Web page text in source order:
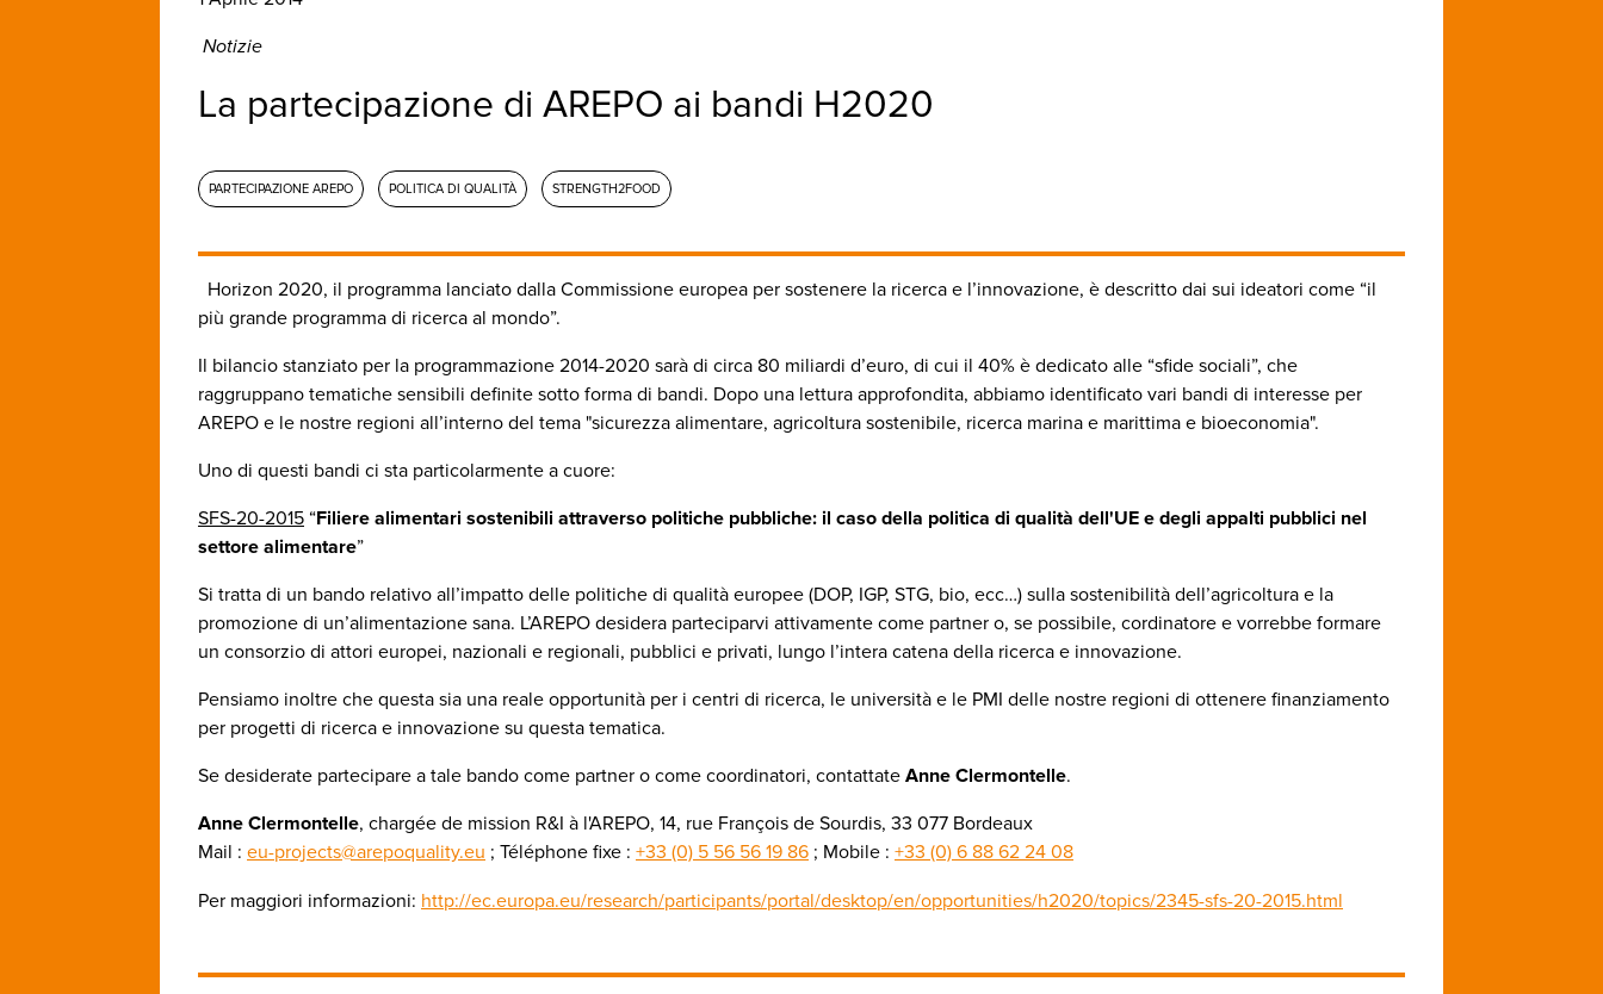
Notizie
La partecipazione di AREPO ai bandi H2020
PARTECIPAZIONE AREPO POLITICA DI QUALITÀ STRENGTH2FOOD
Horizon 2020, il programma lanciato dalla Commissione europea per sostenere la ricerca e l’innovazione, è descritto dai sui ideatori come “il
più grande programma di ricerca al mondo”.
Il bilancio stanziato per la programmazione 2014-2020 sarà di circa 80 miliardi d’euro, di cui il 40% è dedicato alle “sfide sociali”, che
raggruppano tematiche sensibili definite sotto forma di bandi. Dopo una lettura approfondita, abbiamo identificato vari bandi di interesse per
AREPO e le nostre regioni all’interno del tema "sicurezza alimentare, agricoltura sostenibile, ricerca marina e marittima e bioeconomia".
Uno di questi bandi ci sta particolarmente a cuore:
SFS-20-2015 “Filiere alimentari sostenibili attraverso politiche pubbliche: il caso della politica di qualità dell'UE e degli appalti pubblici nel
settore alimentare”
Si tratta di un bando relativo all’impatto delle politiche di qualità europee (DOP, IGP, STG, bio, ecc…) sulla sostenibilità dell’agricoltura e la
promozione di un’alimentazione sana. L’AREPO desidera parteciparvi attivamente come partner o, se possibile, cordinatore e vorrebbe formare
un consorzio di attori europei, nazionali e regionali, pubblici e privati, lungo l’intera catena della ricerca e innovazione.
Pensiamo inoltre che questa sia una reale opportunità per i centri di ricerca, le università e le PMI delle nostre regioni di ottenere finanziamento
per progetti di ricerca e innovazione su questa tematica.
Se desiderate partecipare a tale bando come partner o come coordinatori, contattate Anne Clermontelle.
Anne Clermontelle, chargée de mission R&I à l'AREPO, 14, rue François de Sourdis, 33 077 Bordeaux
Mail : eu-projects@arepoquality.eu ; Téléphone fixe : +33 (0) 5 56 56 19 86 ; Mobile : +33 (0) 6 88 62 24 08
Per maggiori informazioni: http://ec.europa.eu/research/participants/portal/desktop/en/opportunities/h2020/topics/2345-sfs-20-2015.html